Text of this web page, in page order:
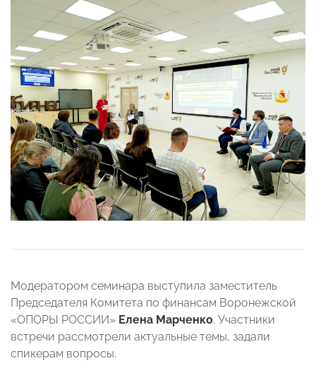
Модератором семинара выступила заместитель
Председателя Комитета по финансам Воронежской
«ОПОРЫ РОССИИ» Елена Марченко. Участники
встречи рассмотрели актуальные темы, задали
спикерам вопросы.